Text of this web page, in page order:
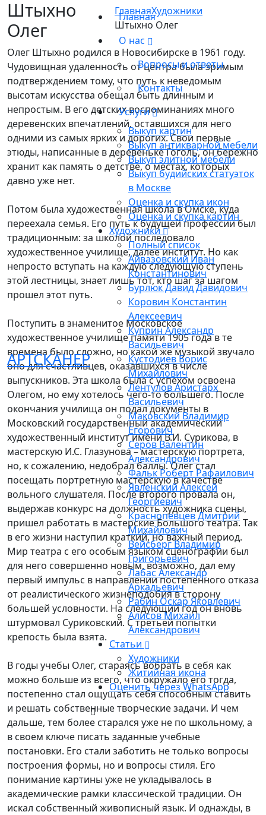
АРТСКАНЕР
Главная
О нас
Вопросы и ответы
Контакты
Услуги
Выкуп картин
Выкуп антикварной мебели
Выкуп элитной мебели
Выкуп будийских статуэток
в Москве
Оценка и скупка икон
Оценка и скупка картин
Художники
Полный список
Айвазовский Иван
Константинович
Бурлюк Давид Давидович
Коровин Константин
Алексеевич
Куприн Александр
Васильевич
Кустодиев Борис
Михайлович
Лентулов Аристарх
Васильевич
Маковский Владимир
Егорович
Серов Валентин
Александрович
Фальк Роберт Рафаилович
Явленский Алексей
Георгиевич
Краснопевцев Дмитрий
Михайлович
Вейсберг Владимир
Григорьевич
Лабас Александр
Аркадьевич
Рабин Оскар Яковлевич
Алисов Михаил
Александрович
Статьи
Художники
Житийная икона
Оценить через WhatsApp
Штыхно
Олег
ГлавнаяХудожники
Штыхно Олег
Олег Штыхно родился в Новосибирске в 1961 году.
Чудовищная удаленность от центра была зримым
подтверждением тому, что путь к неведомым
высотам искусства обещал быть длинным и
непростым. В его детских воспоминаниях много
деревенских впечатлений, оставшихся для него
одними из самых ярких и дорогих. Свои первые
этюды, написанные в деревеньке Гоголь, он бережно
хранит как память о детстве, о местах, которых
давно уже нет.
Потом была художественная школа в Омске, куда
переехала семья. Его путь к будущей профессии был
традиционным: за школой последовало
художественное училище, далее институт. Но как
непросто вступать на каждую следующую ступень
этой лестницы, знает лишь тот, кто шаг за шагом
прошел этот путь.
Поступить в знаменитое Московское
художественное училище памяти 1905 года в те
времена было сложно, но какой же музыкой звучало
оно для счастливцев, оказавшихся в числе
выпускников. Эта школа была с успехом освоена
Олегом, но ему хотелось чего-то большего. После
окончания училища он подал документы в
Московский государственный академический
художественный институт имени В.И. Сурикова, в
мастерскую И.С. Глазунова – мастерскую портрета,
но, к сожалению, недобрал баллы. Олег стал
посещать портретную мастерскую в качестве
вольного слушателя. После второго провала он,
выдержав конкурс на должность художника сцены,
пришел работать в мастерские Большого театра. Так
в его жизни наступил краткий, но важный период.
Мир театра с его особым языком сценографии был
для него совершенно новым, возможно, дал ему
первый импульс в направлении постепенного отказа
от реалистического жизнеподобия в сторону
большей условности. На следующий год он вновь
штурмовал Суриковский. С третьей попытки
крепость была взята.
В годы учебы Олег, стараясь вобрать в себя как
можно больше из всего, что окружало его тогда,
постепенно стал ощущать себя способным ставить
и решать собственные творческие задачи. И чем
дальше, тем более старался уже не по школьному, а
в своем ключе писать заданные учебные
постановки. Его стали заботить не только вопросы
построения формы, но и вопросы стиля. Его
понимание картины уже не укладывалось в
академические рамки классической традиции. Он
искал собственный живописный язык. И однажды, в